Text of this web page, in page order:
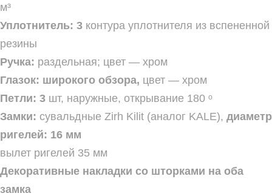
м³
Уплотнитель: 3 контура уплотнителя из вспененной
резины
Ручка: раздельная; цвет — хром
Глазок: широкого обзора, цвет — хром
Петли: 3 шт, наружные, открывание 180 ᵒ
Замки: сувальдные Zirh Kilit (аналог KALE), диаметр
ригелей: 16 мм
вылет ригелей 35 мм
Декоративные накладки со шторками на оба
замка